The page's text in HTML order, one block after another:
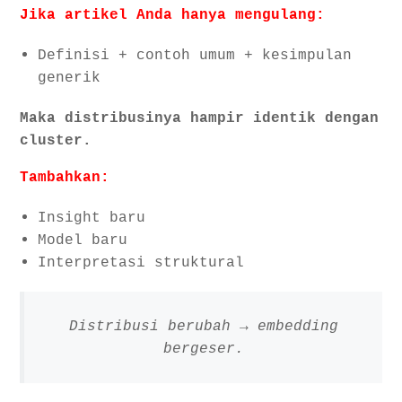
Jika artikel Anda hanya mengulang:
Definisi + contoh umum + kesimpulan
generik
Maka distribusinya hampir identik dengan
cluster.
Tambahkan:
Insight baru
Model baru
Interpretasi struktural
Distribusi berubah → embedding
bergeser.